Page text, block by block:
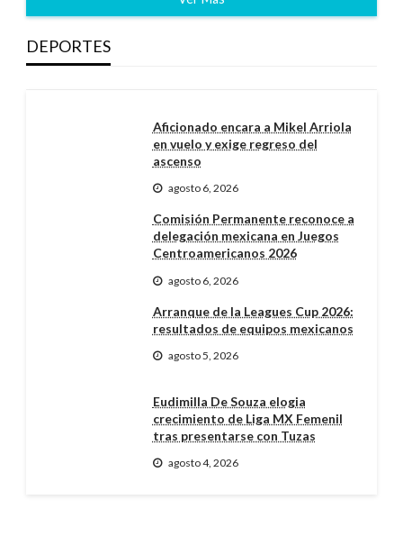
DEPORTES
Aficionado encara a Mikel Arriola
en vuelo y exige regreso del
ascenso
agosto 6, 2026
Comisión Permanente reconoce a
delegación mexicana en Juegos
Centroamericanos 2026
agosto 6, 2026
Arranque de la Leagues Cup 2026:
resultados de equipos mexicanos
agosto 5, 2026
Eudimilla De Souza elogia
crecimiento de Liga MX Femenil
tras presentarse con Tuzas
agosto 4, 2026